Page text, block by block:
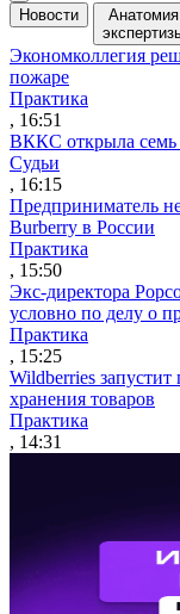
Новости
Анатомия
Экономколлегия
пожаре
Практика
, 16:51
ВККС открыла семь
Судьи
, 16:15
Предприниматель
Burberry в России
Практика
, 15:50
Экс-директора
условно по делу о
Практика
, 15:25
Wildberries
хранения товаров
Практика
, 14:31